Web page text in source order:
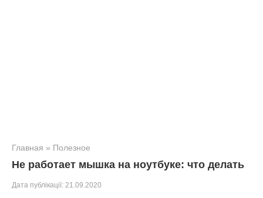
Главная » Полезное
Не работает мышка на ноутбуке: что делать
Дата публікації: 21.09.2020